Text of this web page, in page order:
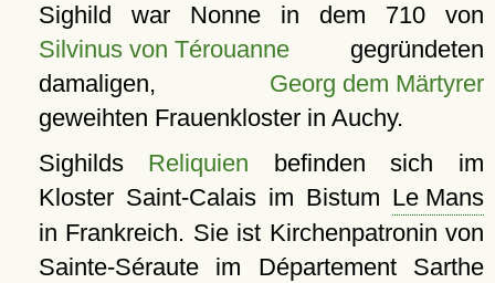
Sighild war Nonne in dem 710 von
Silvinus von Térouannegegründeten
damaligen, Georg dem Märtyrer
geweihten Frauenkloster in Auchy.
Sighilds Reliquien befinden sich im
Kloster Saint-Calais im Bistum Le Mans
in Frankreich. Sie ist Kirchenpatronin von
Sainte-Séraute im Département Sarthe